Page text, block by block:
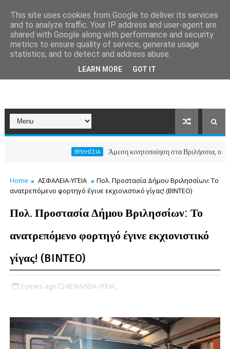
Άμεση κινητοποίηση στα Βριλήσσια, ο Δήμος
Home ΑΣΦΑΛΕΙΑ-ΥΓΕΙΑ
Πολ. Προστασία Δήμου Βριλησσίων: Το
ανατρεπόμενο φορτηγό έγινε εκχιονιστικό γίγας! (BINTEO)
Πολ. Προστασία Δήμου Βριλησσίων: Το
ανατρεπόμενο φορτηγό έγινε εκχιονιστικό
γίγας! (BINTEO)
2 years ago ΑΣΦΑΛΕΙΑ-ΥΓΕΙΑ,
This site uses cookies from Google to deliver its services
and to analyze traffic. Your IP address and user-agent are
shared with Google along with performance and security
metrics to ensure quality of service, generate usage
statistics, and to detect and address abuse.
LEARN MORE GOT IT